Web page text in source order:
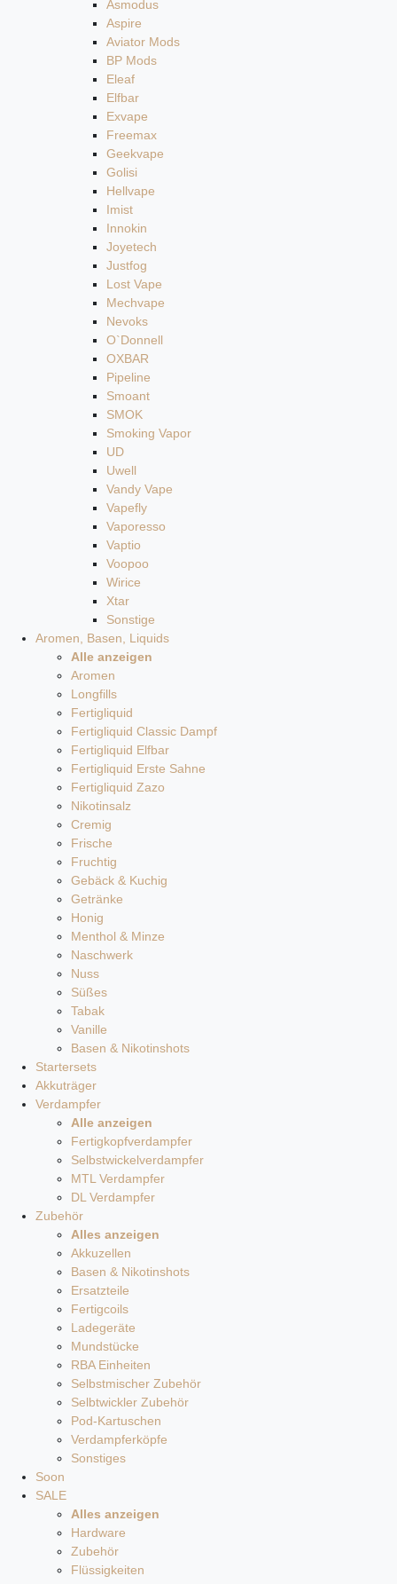
Asmodus
Aspire
Aviator Mods
BP Mods
Eleaf
Elfbar
Exvape
Freemax
Geekvape
Golisi
Hellvape
Imist
Innokin
Joyetech
Justfog
Lost Vape
Mechvape
Nevoks
O`Donnell
OXBAR
Pipeline
Smoant
SMOK
Smoking Vapor
UD
Uwell
Vandy Vape
Vapefly
Vaporesso
Vaptio
Voopoo
Wirice
Xtar
Sonstige
Aromen, Basen, Liquids
Alle anzeigen
Aromen
Longfills
Fertigliquid
Fertigliquid Classic Dampf
Fertigliquid Elfbar
Fertigliquid Erste Sahne
Fertigliquid Zazo
Nikotinsalz
Cremig
Frische
Fruchtig
Gebäck & Kuchig
Getränke
Honig
Menthol & Minze
Naschwerk
Nuss
Süßes
Tabak
Vanille
Basen & Nikotinshots
Startersets
Akkuträger
Verdampfer
Alle anzeigen
Fertigkopfverdampfer
Selbstwickelverdampfer
MTL Verdampfer
DL Verdampfer
Zubehör
Alles anzeigen
Akkuzellen
Basen & Nikotinshots
Ersatzteile
Fertigcoils
Ladegeräte
Mundstücke
RBA Einheiten
Selbstmischer Zubehör
Selbtwickler Zubehör
Pod-Kartuschen
Verdampferköpfe
Sonstiges
Soon
SALE
Alles anzeigen
Hardware
Zubehör
Flüssigkeiten